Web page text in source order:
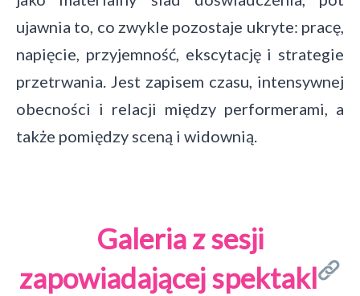
ujawnia to, co zwykle pozostaje ukryte: pracę,
napięcie, przyjemność, ekscytację i strategie
przetrwania. Jest zapisem czasu, intensywnej
obecności i relacji między performerami, a
także pomiędzy sceną i widownią.
Galeria z sesji
zapowiadającej spektakl